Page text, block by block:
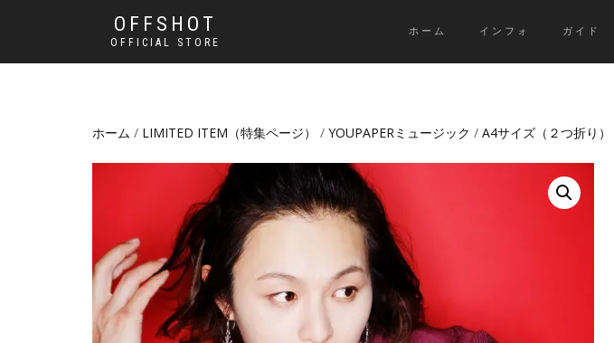
OFFSHOT
OFFICIAL STORE
ホーム インフォ ガイド
ホーム / LIMITED ITEM（特集ページ） / YOUPAPERミュージック / A4サイズ（２つ折り）